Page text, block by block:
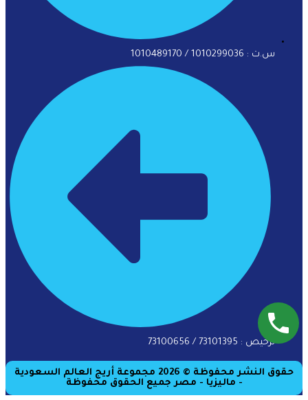
س.ت : 1010299036 / 1010489170
ترخيص : 73101395 / 73100656
حقوق النشر محفوظة © 2026 مجموعة أريج العالم السعودية
- ماليزيا - مصر جميع الحقوق محفوظة